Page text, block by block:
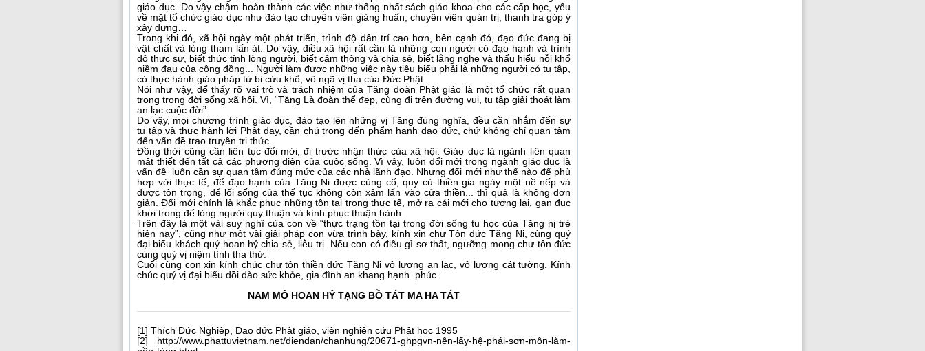
giáo dục. Do vậy chậm hoàn thành các việc như thống nhất sách giáo khoa cho các cấp học, yếu
về mặt tổ chức giáo dục như đào tạo chuyên viên giảng huấn, chuyên viên quản trị, thanh tra góp ý
xây dựng…
Trong khi đó, xã hội ngày một phát triển, trình độ dân trí cao hơn, bên cạnh đó, đạo đức đang bị
vật chất và lòng tham lấn át. Do vậy, điều xã hội rất cần là những con người có đạo hạnh và trình
độ thực sự, biết thức tỉnh lòng người, biết cảm thông và chia sẻ, biết lắng nghe và thấu hiểu nỗi khổ
niềm đau của cộng đồng... Người làm được những việc này tiêu biểu phải là những người có tu tập,
có thực hành giáo pháp từ bi cứu khổ, vô ngã vị tha của Đức Phật.
Nói như vậy, để thấy rõ vai trò và trách nhiệm của Tăng đoàn Phật giáo là một tổ chức rất quan
trọng trong đời sống xã hội. Vì, “Tăng Là đoàn thể đẹp, cùng đi trên đường vui, tu tập giải thoát làm
an lạc cuộc đời”.
Do vậy, mọi chương trình giáo dục, đào tạo lên những vị Tăng đúng nghĩa, đều cần nhắm đến sự
tu tập và thực hành lời Phật dạy, cần chú trọng đến phẩm hạnh đạo đức, chứ không chỉ quan tâm
đến vấn đề trao truyền tri thức
Đồng thời cũng cần liên tục đổi mới, đi trước nhận thức của xã hội. Giáo dục là ngành liên quan
mật thiết đến tất cả các phương diện của cuộc sống. Vì vậy, luôn đổi mới trong ngành giáo dục là
vấn đề luôn cần sự quan tâm đúng mức của các nhà lãnh đạo. Nhưng đổi mới như thế nào để phù
hơp với thực tế, để đạo hạnh của Tăng Ni được củng cố, quy củ thiền gia ngày một nề nếp và
được tôn trọng, để lối sống của thế tục không còn xâm lấn vào cửa thiền... thì quả là không đơn
giản. Đổi mới chính là khắc phục những tồn tại trong thực tế, mở ra cái mới cho tương lai, gạn đục
khơi trong để lòng người quy thuận và kính phục thuận hành.
Trên đây là một vài suy nghĩ của con về “thực trạng tồn tại trong đời sống tu học của Tăng nị trẻ
hiện nay”, cũng như một vài giải pháp con vừa trình bày, kính xin chư Tôn đức Tăng Ni, cùng quý
đại biểu khách quý hoan hỷ chia sẻ, liễu tri. Nếu con có điều gì sơ thất, ngưỡng mong chư tôn đức
cùng quý vị niệm tình tha thứ.
Cuối cùng con xin kính chúc chư tôn thiền đức Tăng Ni vô lượng an lạc, vô lượng cát tường. Kính
chúc quý vị đại biểu dồi dào sức khỏe, gia đình an khang hạnh phúc.
NAM MÔ HOAN HỶ TẠNG BỒ TÁT MA HA TÁT
[1] Thích Đức Nghiệp, Đạo đức Phật giáo, viện nghiên cứu Phật học 1995
[2] http://www.phattuvietnam.net/diendan/chanhung/20671-ghpgvn-nên-lấy-hệ-phái-sơn-môn-làm-